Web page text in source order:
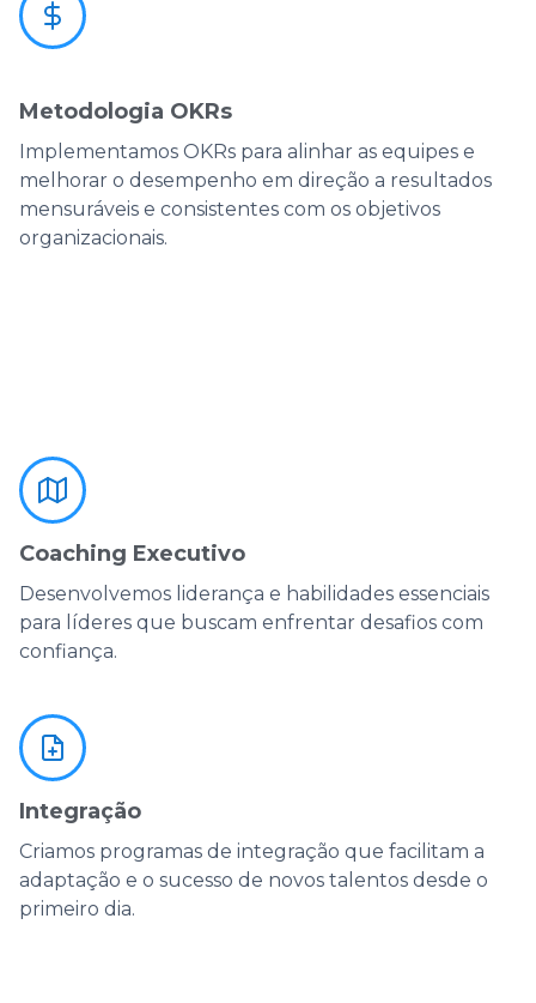
Metodologia OKRs
Implementamos OKRs para alinhar as equipes e
melhorar o desempenho em direção a resultados
mensuráveis e consistentes com os objetivos
organizacionais.
Coaching Executivo
Desenvolvemos liderança e habilidades essenciais
para líderes que buscam enfrentar desafios com
confiança.
Integração
Criamos programas de integração que facilitam a
adaptação e o sucesso de novos talentos desde o
primeiro dia.